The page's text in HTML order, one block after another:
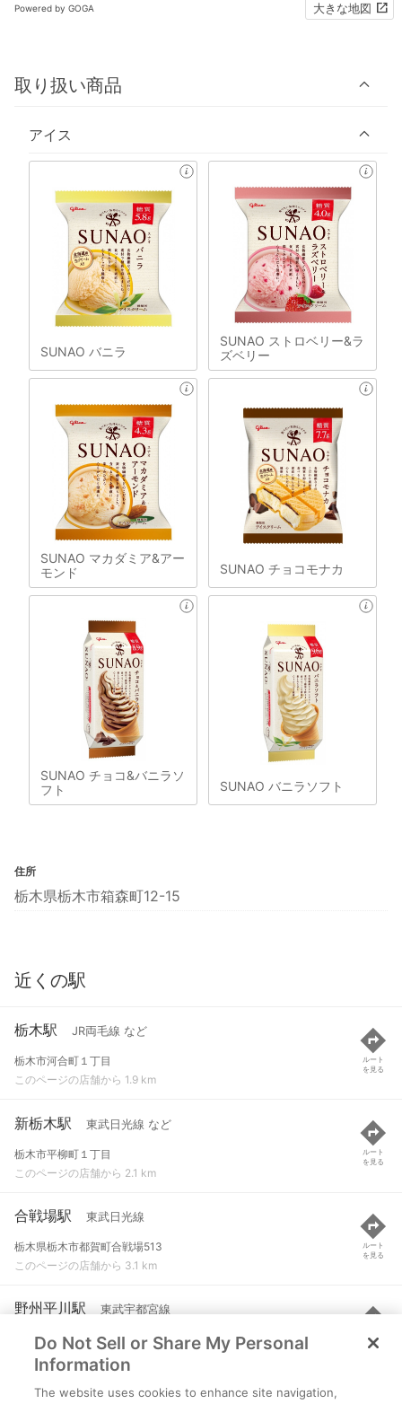
Powered by GOGA 大きな地図
取り扱い商品
アイス
SUNAO バニラ
SUNAO ストロベリー&ラ
ズベリー
SUNAO マカダミア&アー
モンド
SUNAO チョコモナカ
SUNAO チョコ&バニラソ
フト
SUNAO バニラソフト
住所
栃木県栃木市箱森町12-15
近くの駅
栃木駅 JR両毛線 など
栃木市河合町１丁目
このページの店舗から 1.9 km
ルート
を見る
新栃木駅 東武日光線 など
栃木市平柳町１丁目
このページの店舗から 2.1 km
ルート
を見る
合戦場駅 東武日光線
栃木県栃木市都賀町合戦場513
このページの店舗から 3.1 km
ルート
を見る
野州平川駅 東武宇都宮線
栃木市大宮町２２９０-１９
このページの店舗から 3.5 km
ルート
を見る
Do Not Sell or Share My Personal
Information
The website uses cookies to enhance site navigation,